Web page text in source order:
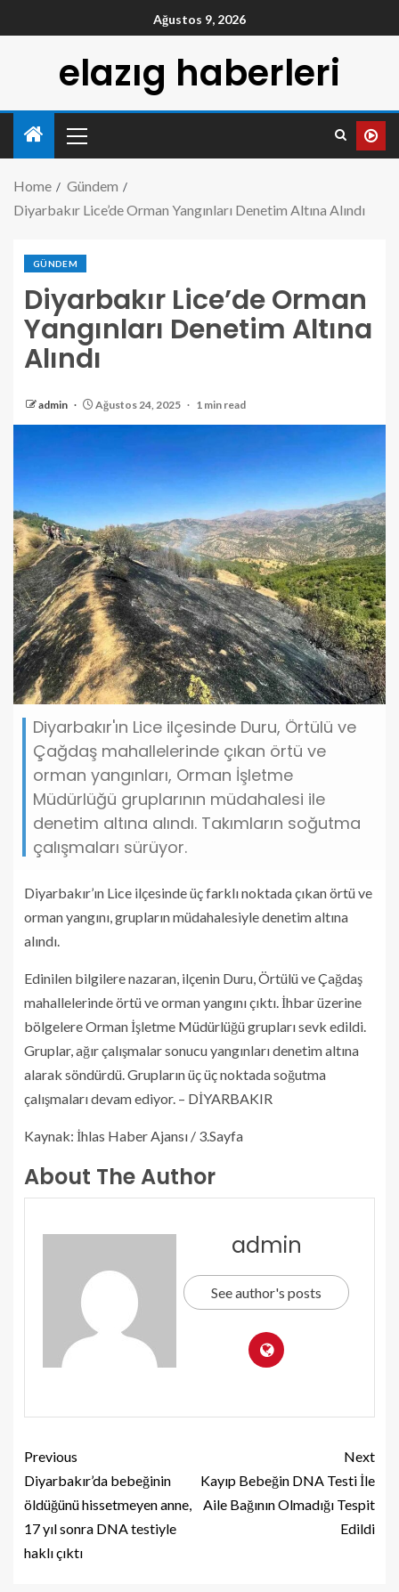
Ağustos 9, 2026
elazıg haberleri
Home
Gündem
Diyarbakır Lice’de Orman Yangınları Denetim Altına Alındı
GÜNDEM
Diyarbakır Lice’de Orman
Yangınları Denetim Altına
Alındı
admin Ağustos 24, 2025 1 min read
Diyarbakır'ın Lice ilçesinde Duru, Örtülü ve
Çağdaş mahallelerinde çıkan örtü ve
orman yangınları, Orman İşletme
Müdürlüğü gruplarının müdahalesi ile
denetim altına alındı. Takımların soğutma
çalışmaları sürüyor.
Diyarbakır’ın Lice ilçesinde üç farklı noktada çıkan örtü ve
orman yangını, grupların müdahalesiyle denetim altına
alındı.
Edinilen bilgilere nazaran, ilçenin Duru, Örtülü ve Çağdaş
mahallelerinde örtü ve orman yangını çıktı. İhbar üzerine
bölgelere Orman İşletme Müdürlüğü grupları sevk edildi.
Gruplar, ağır çalışmalar sonucu yangınları denetim altına
alarak söndürdü. Grupların üç üç noktada soğutma
çalışmaları devam ediyor. – DİYARBAKIR
Kaynak: İhlas Haber Ajansı / 3.Sayfa
About The Author
admin
See author's posts
Previous
Diyarbakır’da bebeğinin
öldüğünü hissetmeyen anne,
17 yıl sonra DNA testiyle
haklı çıktı
Next
Kayıp Bebeğin DNA Testi İle
Aile Bağının Olmadığı Tespit
Edildi